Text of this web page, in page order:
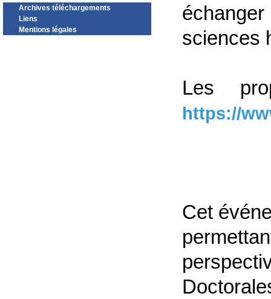
Archives téléchargements
Liens
Mentions légales
sciences
Les
https://
Cet